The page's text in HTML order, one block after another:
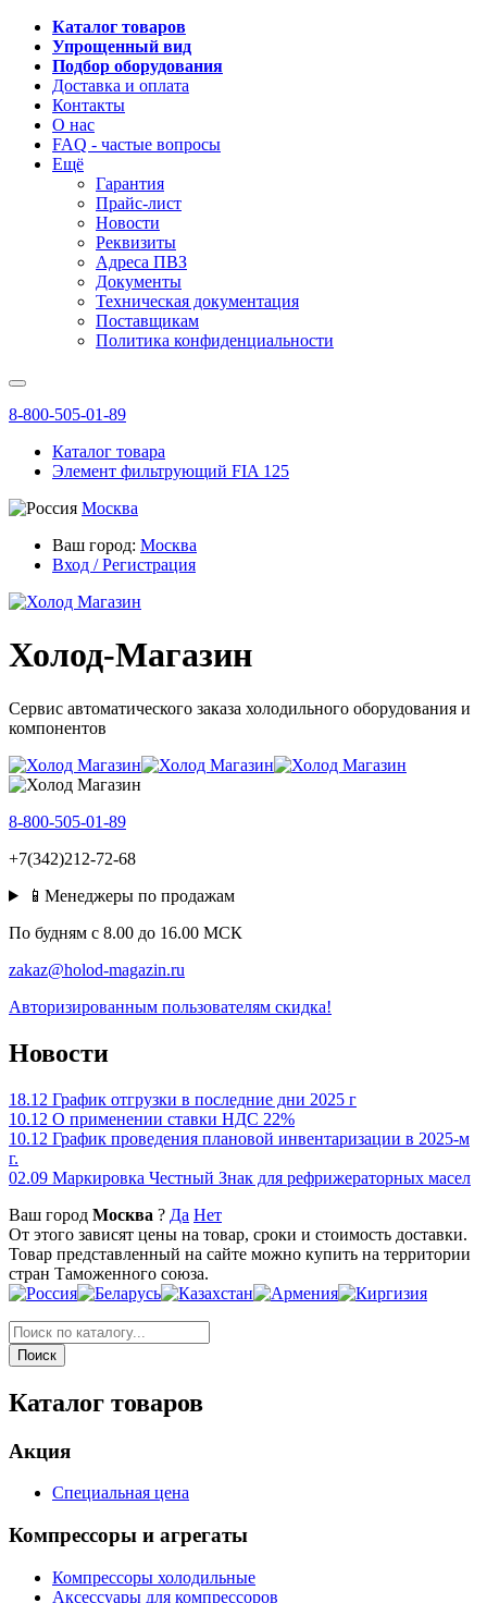
Каталог товаров
Упрощенный вид
Подбор оборудования
Доставка и оплата
Контакты
О нас
FAQ - частые вопросы
Ещё
Гарантия
Прайс-лист
Новости
Реквизиты
Адреса ПВЗ
Документы
Техническая документация
Поставщикам
Политика конфиденциальности
8-800-505-01-89
Каталог товара
Элемент фильтрующий FIA 125
Москва
Ваш город: Москва
Вход / Регистрация
Холод-Магазин
Сервис автоматического заказа холодильного оборудования и
компонентов
8-800-505-01-89
+7(342)212-72-68
📱Менеджеры по продажам
По будням c 8.00 до 16.00 МСК
zakaz@holod-magazin.ru
Авторизированным пользователям скидка!
Новости
18.12 График отгрузки в последние дни 2025 г
10.12 О применении ставки НДС 22%
10.12 График проведения плановой инвентаризации в 2025-м
г.
02.09 Маркировка Честный Знак для рефрижераторных масел
Ваш город Москва ? Да Нет
От этого зависят цены на товар, сроки и стоимость доставки.
Товар представленный на сайте можно купить на территории
стран Таможенного союза.
Каталог товаров
Акция
Специальная цена
Компрессоры и агрегаты
Компрессоры холодильные
Аксессуары для компрессоров